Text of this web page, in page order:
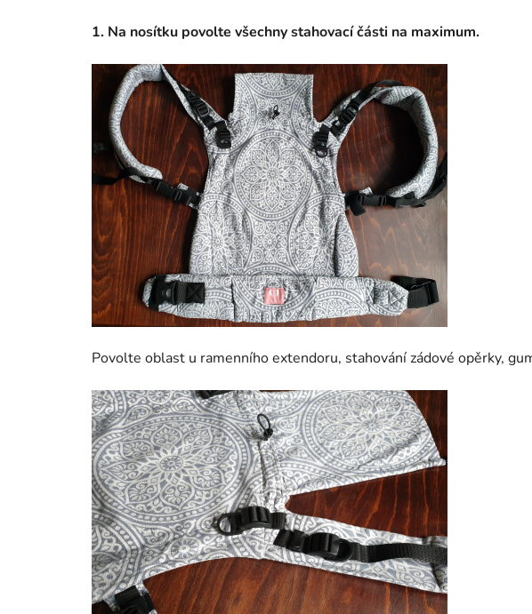
1. Na nosítku povolte všechny stahovací části na maximum.
Povolte oblast u ramenního extendoru, stahování zádové opěrky,